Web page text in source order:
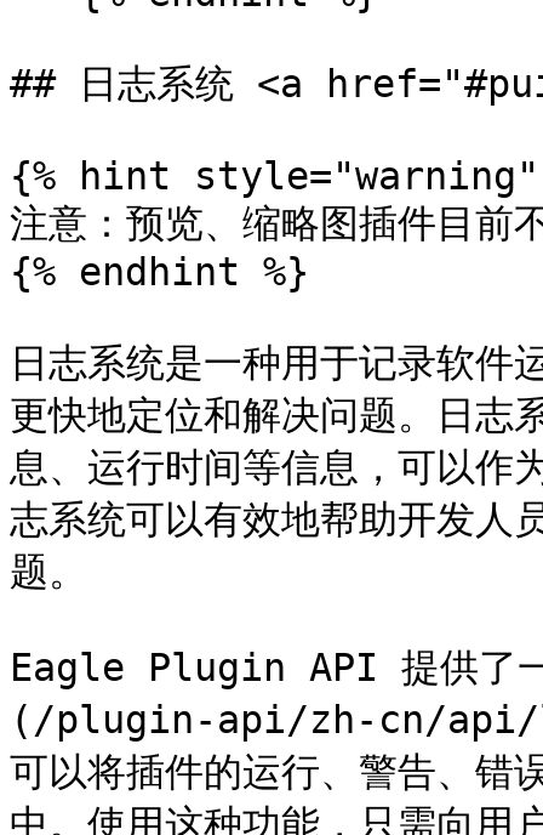
## 日志系统 <a
{% hint style="warning"
注意：预览、缩略图插件目前
{% endhint %}
日志系统是一种用于记录软件
更快地定位和解决问题。日志
息、运行时间等信息，可以作
志系统可以有效地帮助开发人
题。
Eagle Plugin API 提供了
(/plugin-api/zh-cn/api/
可以将插件的运行、警告、
中。使用这种功能，只需向用